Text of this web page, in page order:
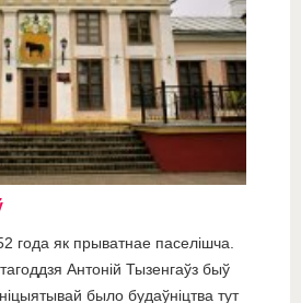
года як прыватнае паселішча.
Антоній Тызенгаўз быў
было будаўніцтва тут